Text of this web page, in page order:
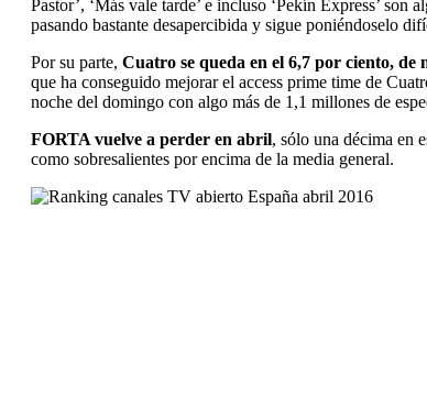
Pastor’, ‘Más vale tarde’ e incluso ‘Pekín Express’
pasando bastante desapercibida y sigue poniéndoselo
Por su parte, Cuatro se queda en el 6,7 por ciento, de
que ha conseguido mejorar el access prime time de
noche del domingo con algo más de 1,1 millones de
FORTA vuelve a perder en abril, sólo una décima en
como sobresalientes por encima de la media general.